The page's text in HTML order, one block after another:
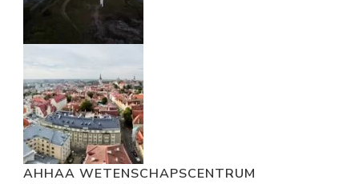
AHHAA WETENSCHAPSCENTRUM